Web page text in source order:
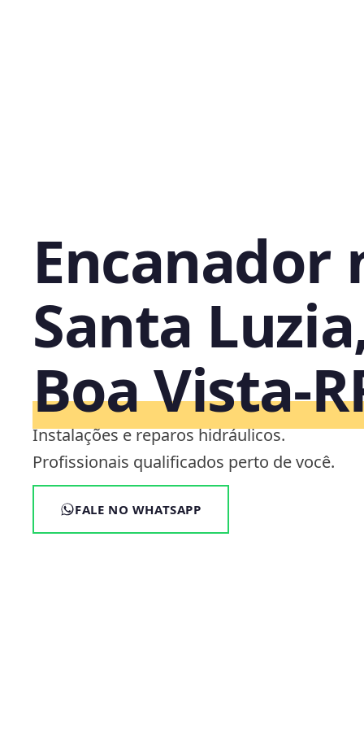
Encanador
Santa
Boa
Instalações e reparos hidráulicos.
Profissionais qualificados perto de você.
FALE NO WHATSAPP